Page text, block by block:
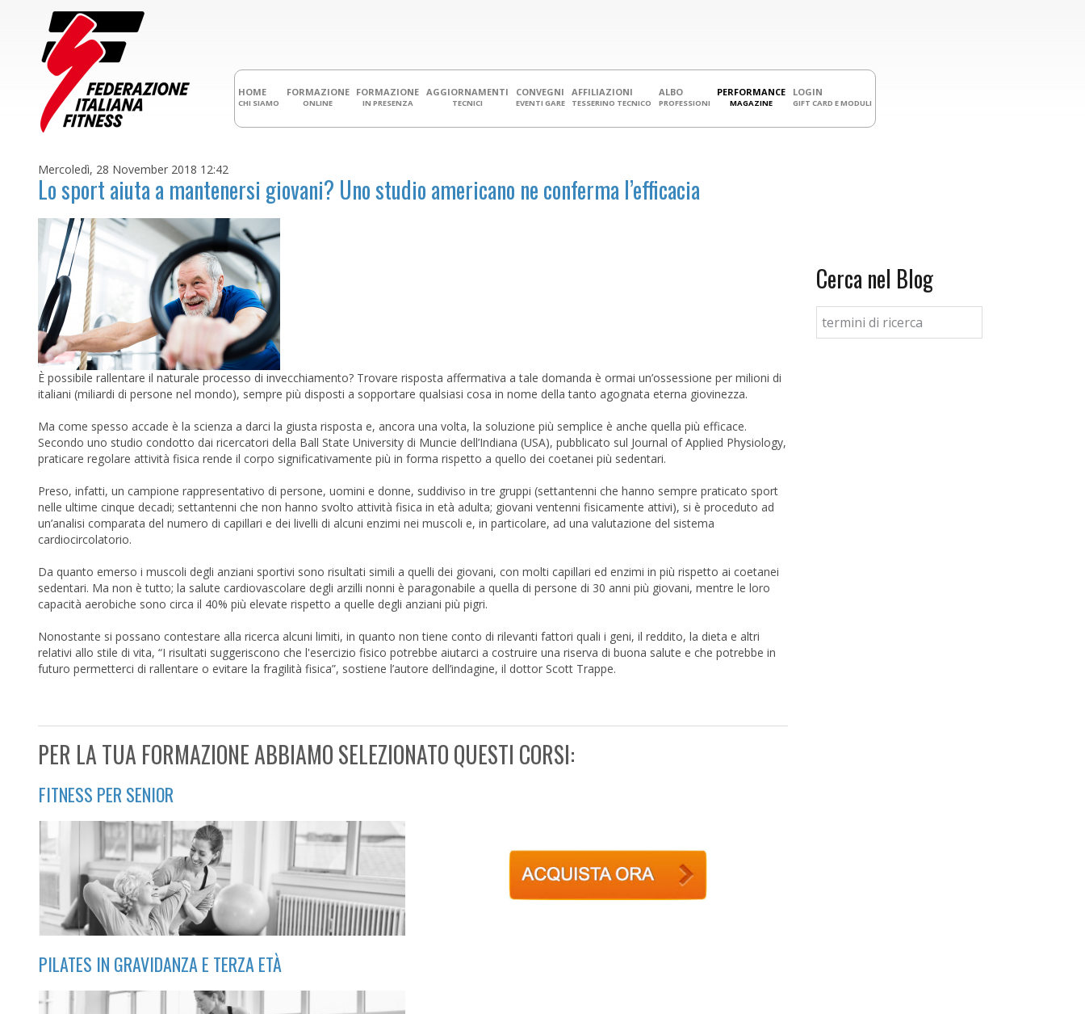
HOME
CHI SIAMO
FORMAZIONE
ONLINE
FORMAZIONE
IN PRESENZA
AGGIORNAMENTI
TECNICI
CONVEGNI
EVENTI GARE
AFFILIAZIONI
TESSERINO TECNICO
ALBO
PROFESSIONI
PERFORMANCE
MAGAZINE
LOGIN
GIFT CARD E MODULI
Mercoledì, 28 November 2018 12:42
Lo sport aiuta a mantenersi giovani? Uno studio americano ne conferma l’efficacia
È possibile rallentare il naturale processo di invecchiamento? Trovare risposta affermativa a tale domanda è ormai un’ossessione per milioni di
italiani (miliardi di persone nel mondo), sempre più disposti a sopportare qualsiasi cosa in nome della tanto agognata eterna giovinezza.
Ma come spesso accade è la scienza a darci la giusta risposta e, ancora una volta, la soluzione più semplice è anche quella più efficace.
Secondo uno studio condotto dai ricercatori della Ball State University di Muncie dell’Indiana (USA), pubblicato sul Journal of Applied Physiology,
praticare regolare attività fisica rende il corpo significativamente più in forma rispetto a quello dei coetanei più sedentari.
Preso, infatti, un campione rappresentativo di persone, uomini e donne, suddiviso in tre gruppi (settantenni che hanno sempre praticato sport
nelle ultime cinque decadi; settantenni che non hanno svolto attività fisica in età adulta; giovani ventenni fisicamente attivi), si è proceduto ad
un’analisi comparata del numero di capillari e dei livelli di alcuni enzimi nei muscoli e, in particolare, ad una valutazione del sistema
cardiocircolatorio.
Da quanto emerso i muscoli degli anziani sportivi sono risultati simili a quelli dei giovani, con molti capillari ed enzimi in più rispetto ai coetanei
sedentari. Ma non è tutto; la salute cardiovascolare degli arzilli nonni è paragonabile a quella di persone di 30 anni più giovani, mentre le loro
capacità aerobiche sono circa il 40% più elevate rispetto a quelle degli anziani più pigri.
Nonostante si possano contestare alla ricerca alcuni limiti, in quanto non tiene conto di rilevanti fattori quali i geni, il reddito, la dieta e altri
relativi allo stile di vita, “I risultati suggeriscono che l'esercizio fisico potrebbe aiutarci a costruire una riserva di buona salute e che potrebbe in
futuro permetterci di rallentare o evitare la fragilità fisica”, sostiene l’autore dell’indagine, il dottor Scott Trappe.
PER LA TUA FORMAZIONE ABBIAMO SELEZIONATO QUESTI CORSI:
FITNESS PER SENIOR
PILATES IN GRAVIDANZA E TERZA ETÀ
Cerca nel Blog